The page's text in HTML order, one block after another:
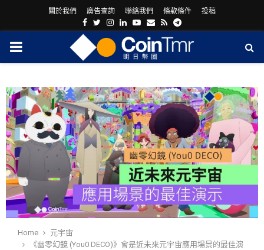
關於我們 廣告查詢 聯絡我們 條款條件 投稿
Facebook
Twitter
Instagram
LinkedinYoutube
Email
RssTelegram
PRIMARY
Home
元宇宙
《幽零幻鏡 (You0 DECO)》會是近未來元宇宙應用場景的最佳演